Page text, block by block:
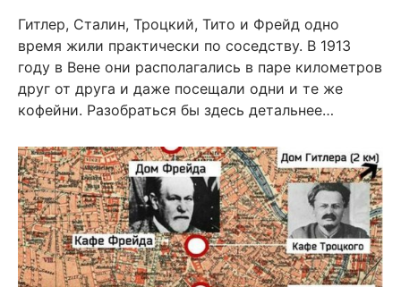
Гитлер, Сталин, Троцкий, Тито и Фрейд одно
время жили практически по соседству. В 1913
году в Вене они располагались в паре километров
друг от друга и даже посещали одни и те же
кофейни. Разобраться бы здесь детальнее…